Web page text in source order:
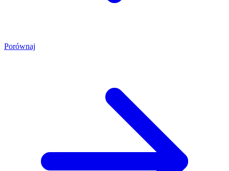
Porównaj